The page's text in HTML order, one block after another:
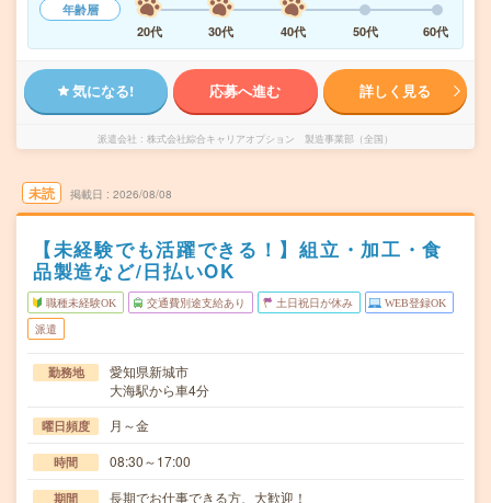
年齢層
20代
30代 40代 50代 60代
気になる! 応募へ進む 詳しく見る
派遣会社 株式会社綜合キャリアオプション 製造事業部（全国）
未読 掲載日 2026/08/08
【未経験でも活躍できる！】組立・加工・食
品製造など/日払いOK
職種未経験OK 交通費別途支給あり 土日祝日が休み WEB登録OK
派遣
勤務地
愛知県新城市
大海駅から車4分
曜日頻度 月～金
時間 08:30～17:00
期間 長期でお仕事できる方、大歓迎！